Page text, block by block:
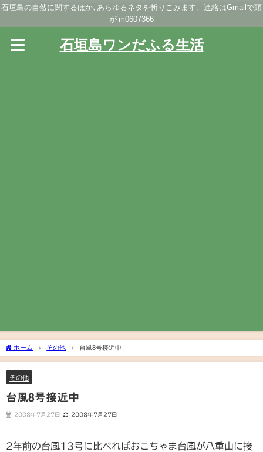
石垣島の自然に関するほか､あらゆるネタを斬りこみます。連絡はGmailで頭
が m0607366
石垣島ワンだふる生活
ホーム その他 台風8号接近中
その他
台風8号接近中
2008年7月27日 2008年7月27日
2年前の台風13号に比べればおこちゃま台風が八重山に接